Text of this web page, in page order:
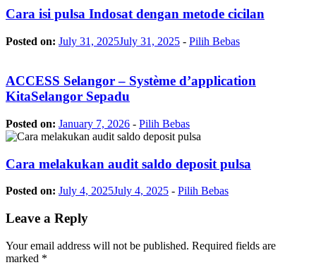
Cara isi pulsa Indosat dengan metode cicilan
Posted on: July 31, 2025July 31, 2025 - Pilih Bebas
ACCESS Selangor – Système d’application
KitaSelangor Sepadu
Posted on: January 7, 2026 - Pilih Bebas
Cara melakukan audit saldo deposit pulsa
Posted on: July 4, 2025July 4, 2025 - Pilih Bebas
Leave a Reply
Your email address will not be published. Required fields are
marked *